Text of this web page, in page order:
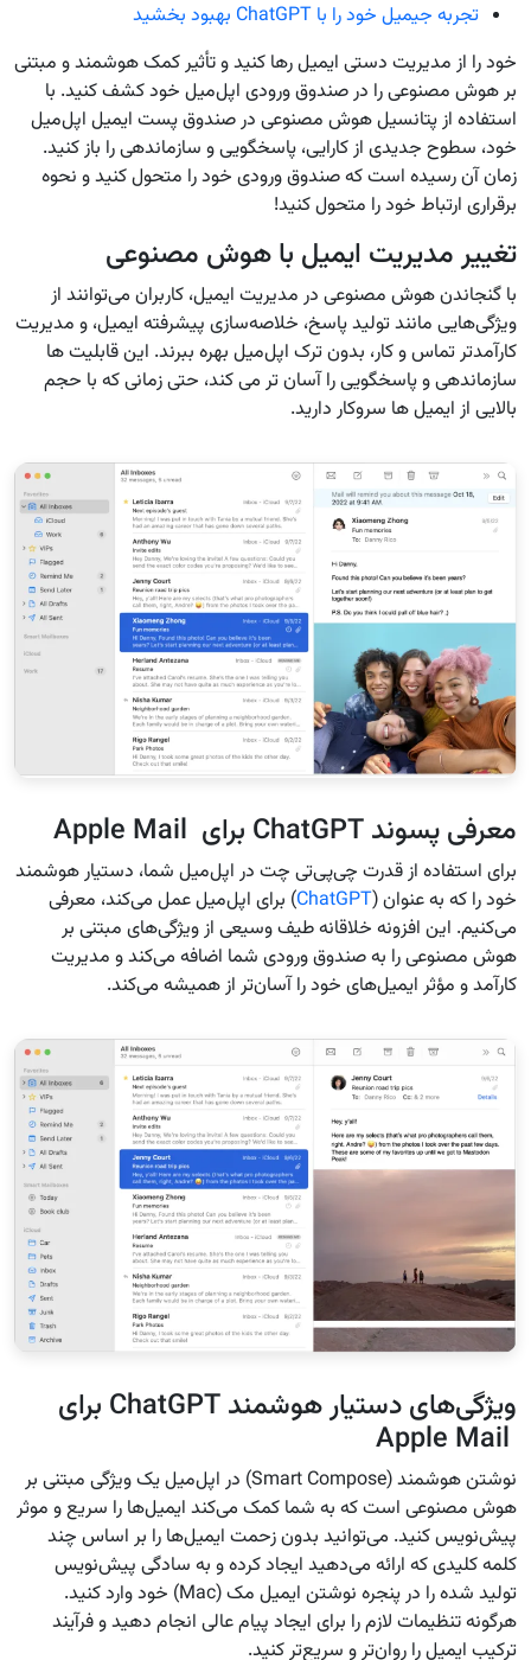
تجربه جیمیل خود را با ChatGPT بهبود بخشید
خود را از مدیریت دستی ایمیل رها کنید و تأثیر کمک هوشمند و مبتنی
بر هوش مصنوعی را در صندوق ورودی اپل‌میل خود کشف کنید. با
استفاده از پتانسیل هوش مصنوعی در صندوق پست ایمیل اپل‌میل
خود، سطوح جدیدی از کارایی، پاسخگویی و سازماندهی را باز کنید.
زمان آن رسیده است که صندوق ورودی خود را متحول کنید و نحوه
برقراری ارتباط خود را متحول کنید!
تغییر مدیریت ایمیل با هوش مصنوعی
با گنجاندن هوش مصنوعی در مدیریت ایمیل، کاربران می‌توانند از
ویژگی‌هایی مانند تولید پاسخ، خلاصه‌سازی پیشرفته ایمیل، و مدیریت
کارآمدتر تماس و کار، بدون ترک اپل‌میل بهره ببرند. این قابلیت ها
سازماندهی و پاسخگویی را آسان تر می کند، حتی زمانی که با حجم
بالایی از ایمیل ها سروکار دارید.
معرفی پسوند ChatGPT برای Apple Mail
برای استفاده از قدرت چی‌پی‌تی چت در اپل‌میل شما، دستیار هوشمند
خود را که به عنوان (ChatGPT) برای اپل‌میل عمل می‌کند، معرفی
می‌کنیم. این افزونه خلاقانه طیف وسیعی از ویژگی‌های مبتنی بر
هوش مصنوعی را به صندوق ورودی شما اضافه می‌کند و مدیریت
کارآمد و مؤثر ایمیل‌های خود را آسان‌تر از همیشه می‌کند.
ویژگی‌های دستیار هوشمند ChatGPT برای
نوشتن هوشمند (Smart Compose) در اپل‌میل یک ویژگی مبتنی بر
هوش مصنوعی است که به شما کمک می‌کند ایمیل‌ها را سریع و موثر
پیش‌نویس کنید. می‌توانید بدون زحمت ایمیل‌ها را بر اساس چند
کلمه کلیدی که ارائه می‌دهید ایجاد کرده و به سادگی پیش‌نویس
تولید شده را در پنجره نوشتن ایمیل مک (Mac) خود وارد کنید.
هرگونه تنظیمات لازم را برای ایجاد پیام عالی انجام دهید و فرآیند
ترکیب ایمیل را روان‌تر و سریع‌تر کنید.